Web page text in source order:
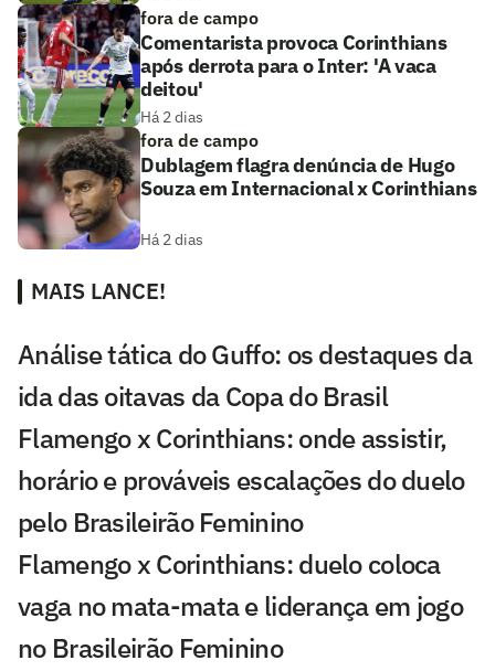
fora de campo
Comentarista provoca Corinthians
após derrota para o Inter: 'A vaca
deitou'
Há 2 dias
fora de campo
Dublagem flagra denúncia de Hugo
Souza em Internacional x Corinthians
Há 2 dias
MAIS LANCE!
Análise tática do Guffo: os destaques da
ida das oitavas da Copa do Brasil
Flamengo x Corinthians: onde assistir,
horário e prováveis escalações do duelo
pelo Brasileirão Feminino
Flamengo x Corinthians: duelo coloca
vaga no mata-mata e liderança em jogo
no Brasileirão Feminino